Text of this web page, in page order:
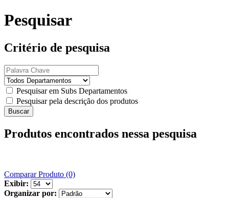
Pesquisar
Critério de pesquisa
Pesquisar em Subs Departamentos
Pesquisar pela descrição dos produtos
Produtos encontrados nessa pesquisa
Comparar Produto (0)
Exibir:
Organizar por: